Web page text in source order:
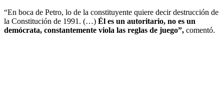
“En boca de Petro, lo de la constituyente quiere decir destrucción de
la Constitución de 1991. (…) Él es un autoritario, no es un
demócrata, constantemente viola las reglas de juego”, comentó.